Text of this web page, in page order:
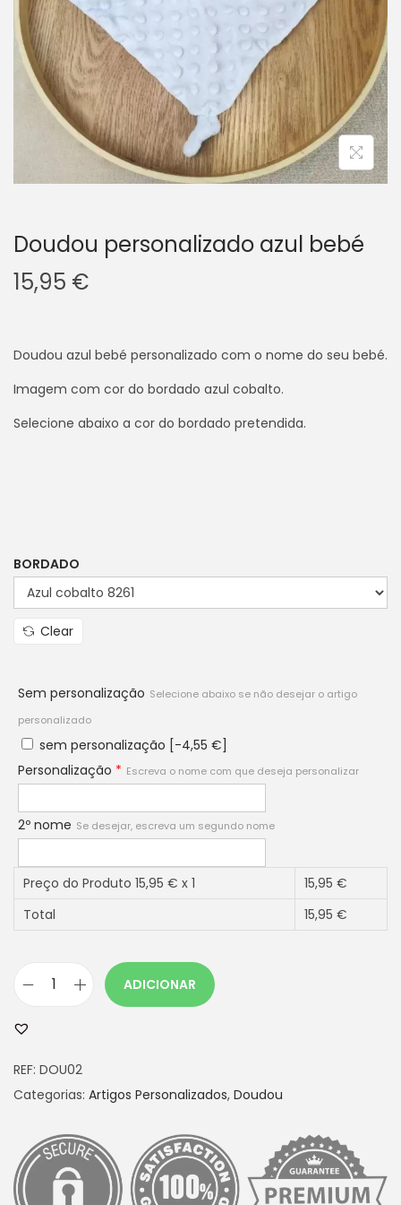
Doudou personalizado azul bebé
15,95 €
Doudou azul bebé personalizado com o nome do seu bebé.
Imagem com cor do bordado azul cobalto.
Selecione abaixo a cor do bordado pretendida.
BORDADO
Clear
Sem personalização Selecione abaixo se não desejar o artigo
personalizado
sem personalização [-4,55 €]
Personalização * Escreva o nome com que deseja personalizar
2º nome Se desejar, escreva um segundo nome
Preço do Produto 15,95 € x 1 15,95 €
Total
15,95 €
n
t
d
a
ADICIONAR
REF: DOU02
Categorias: Artigos Personalizados, Doudou